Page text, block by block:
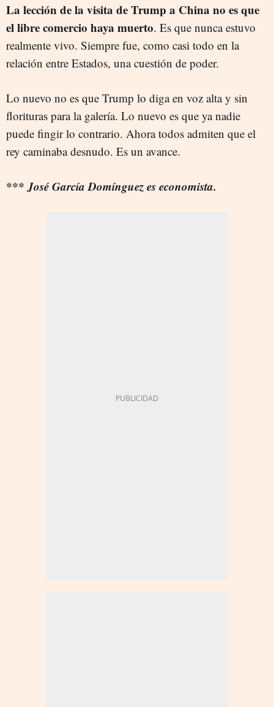
La lección de la visita de Trump a China no es que
el libre comercio haya muerto. Es que nunca estuvo
realmente vivo. Siempre fue, como casi todo en la
relación entre Estados, una cuestión de poder.
Lo nuevo no es que Trump lo diga en voz alta y sin
florituras para la galería. Lo nuevo es que ya nadie
puede fingir lo contrario. Ahora todos admiten que el
rey caminaba desnudo. Es un avance.
*** José García Domínguez es economista.